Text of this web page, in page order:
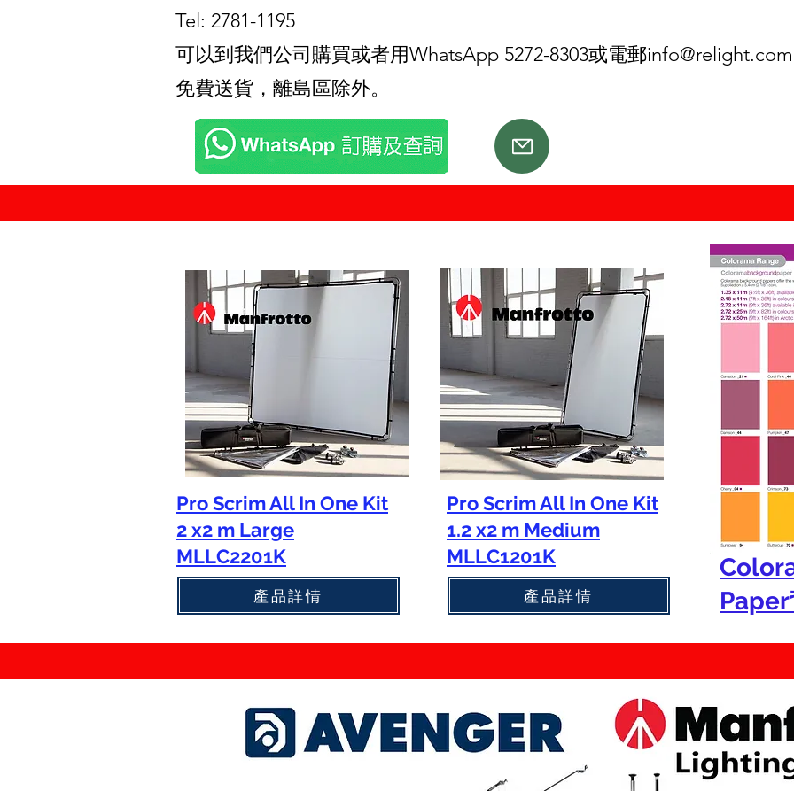
Tel: 2781-1195
可以到我們公司購買或者用WhatsApp 5272-8303或電郵
免費送貨，離島區除外。
Pro Scrim All In One Kit
2 x2 m Large
MLLC2201K
產品詳情
Pro Scrim All In One Kit
1.2 x2 m Medium
MLLC1201K
產品詳情